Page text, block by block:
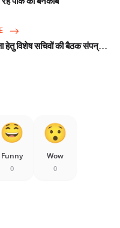
हेतु विशेष सचिवों की बैठक संपन्...
Funny
0
Wow
0